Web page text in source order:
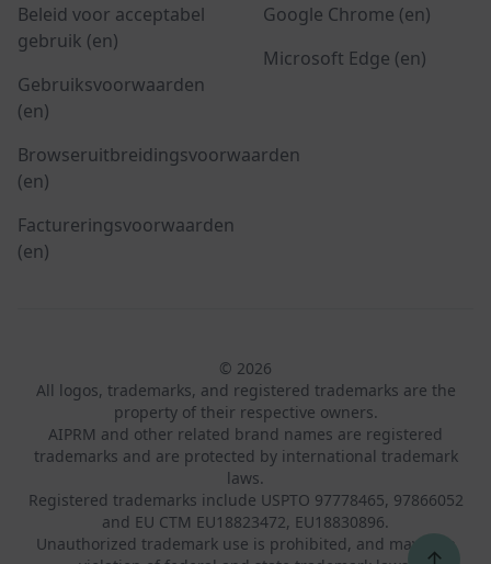
Beleid voor acceptabel
gebruik (en)
Gebruiksvoorwaarden
(en)
Browseruitbreidingsvoorwaarden
(en)
Factureringsvoorwaarden
(en)
Google Chrome (en)
Microsoft Edge (en)
© 2026
All logos, trademarks, and registered trademarks are the
property of their respective owners.
AIPRM and other related brand names are registered
trademarks and are protected by international trademark
laws.
Registered trademarks include USPTO 97778465, 97866052
and EU CTM EU18823472, EU18830896.
Unauthorized trademark use is prohibited, and may be a